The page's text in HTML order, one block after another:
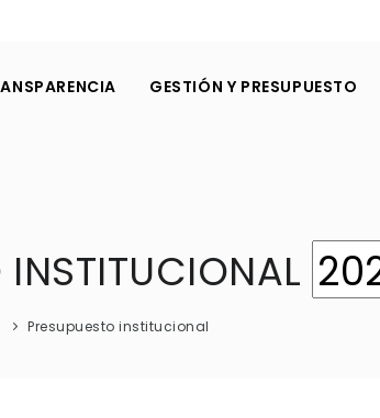
GESTIÓN Y PRESUPUESTO
INSTITUCIONAL
Presupuesto institucional